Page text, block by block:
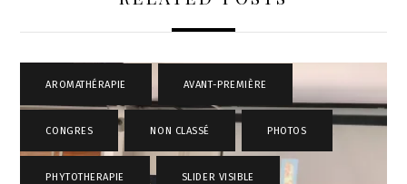
AROMATHÉRAPIE AVANT-PREMIÈRE ,
CONGRES , NON CLASSÉ PHOTOS
PHYTOTHERAPIE , SLIDER VISIBLE